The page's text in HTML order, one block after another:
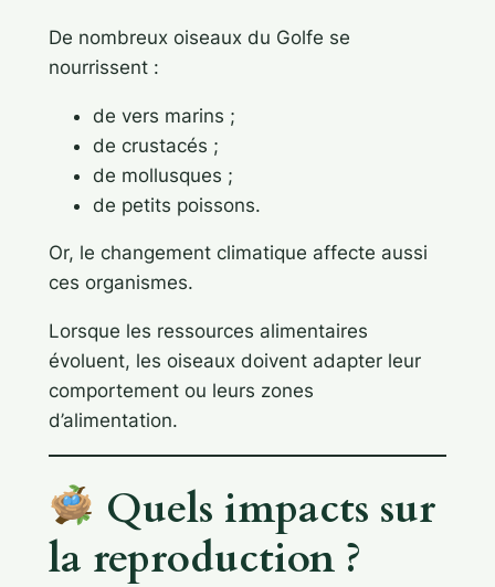
De nombreux oiseaux du Golfe se
nourrissent :
de vers marins ;
de crustacés ;
de mollusques ;
de petits poissons.
Or, le changement climatique affecte aussi
ces organismes.
Lorsque les ressources alimentaires
évoluent, les oiseaux doivent adapter leur
comportement ou leurs zones
d’alimentation.
Quels impacts sur
la reproduction ?